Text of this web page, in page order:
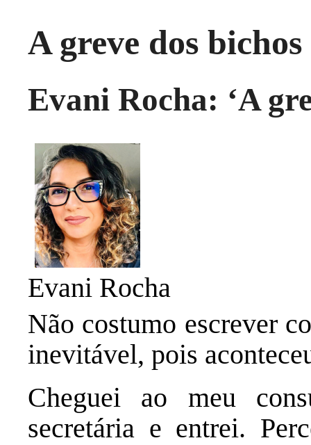
A greve dos bichos
Evani Rocha: ‘A
Evani Rocha
Não costumo escrever
inevitável, pois
Cheguei ao meu
secretária e entrei.